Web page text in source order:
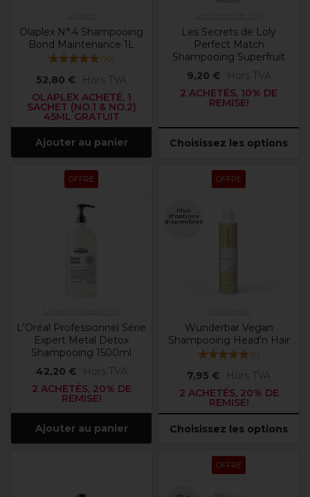
Olaplex N°.4 Shampooing
Bond Maintenance 1L
(10)
52,80 €
Hors TVA
OLAPLEX ACHETÉ, 1
SACHET (NO.1 & NO.2)
45ML GRATUIT
Ajouter au panier
Les Secrets de Loly
Perfect Match
Shampooing Superfruit
9,20 €
Hors TVA
2 ACHETÉS, 10% DE
REMISE!
Choisissez les options
OFFRE
L'Oréal Professionnel Série
Expert Metal Detox
Shampooing 1500ml
42,20 €
Hors TVA
2 ACHETÉS, 20% DE
REMISE!
Ajouter au panier
OFFRE
Plus
d'options
disponibles
Wunderbar Vegan
Shampooing Head'n Hair
(9)
7,95 €
Hors TVA
2 ACHETÉS, 20% DE
REMISE!
Choisissez les options
OFFRE